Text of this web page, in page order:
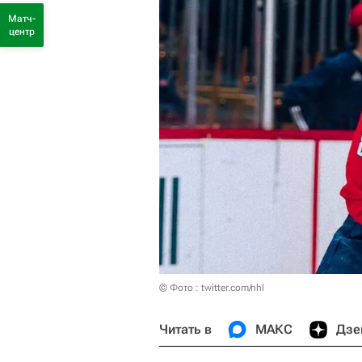
© Фото : twitter.com/nhl
Читать в МАКС
Матч-
центр